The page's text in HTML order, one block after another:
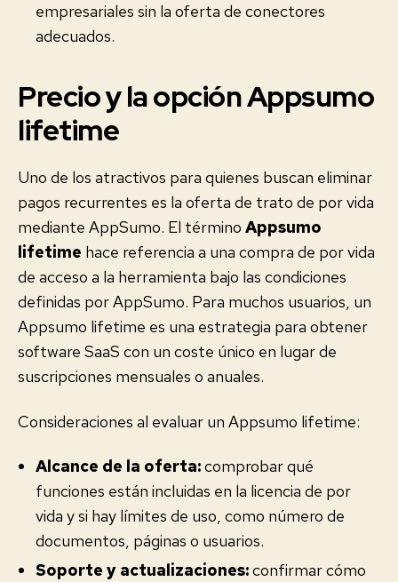
empresariales sin la oferta de conectores
adecuados.
Precio y la opción Appsumo
lifetime
Uno de los atractivos para quienes buscan eliminar
pagos recurrentes es la oferta de trato de por vida
mediante AppSumo. El término Appsumo
lifetime hace referencia a una compra de por vida
de acceso a la herramienta bajo las condiciones
definidas por AppSumo. Para muchos usuarios, un
Appsumo lifetime es una estrategia para obtener
software SaaS con un coste único en lugar de
suscripciones mensuales o anuales.
Consideraciones al evaluar un Appsumo lifetime:
Alcance de la oferta:comprobar qué
funciones están incluidas en la licencia de por
vida y si hay límites de uso, como número de
documentos, páginas o usuarios.
Soporte y actualizaciones:confirmar cómo